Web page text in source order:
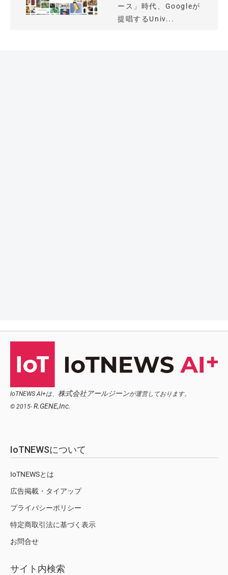
ース」時代、Googleが
提唱するUniv...
IoTNEWS AI+は、 株式会社アールジーンが運営しております。
© 2015- R.GENE,Inc.
IoTNEWSについて
IoTNEWSとは
広告掲載・タイアップ
プライバシーポリシー
特定商取引法に基づく表示
お問合せ
サイト内検索